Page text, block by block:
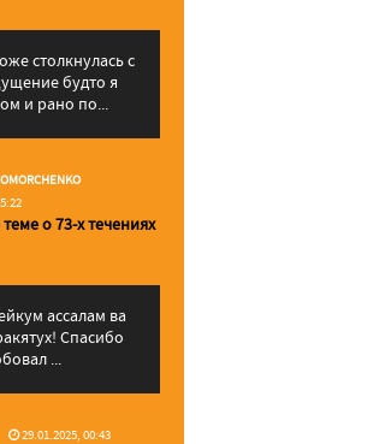
столкнулась с
будто я
и рано по...
о 73-х течениях
Спасибо
...
29.01.2025, 00:43